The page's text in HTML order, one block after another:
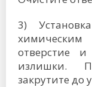
3)
отверстие
излишки.
закрутите до